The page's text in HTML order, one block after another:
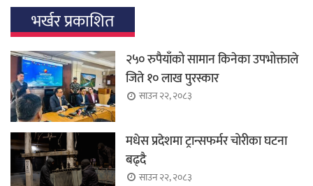
भर्खर प्रकाशित
२५० रुपैयाँको सामान किनेका उपभोक्ताले
जिते १० लाख पुरस्कार
साउन २२, २०८३
मधेस प्रदेशमा ट्रान्सफर्मर चोरीका घटना
बढ्दै
साउन २२, २०८३